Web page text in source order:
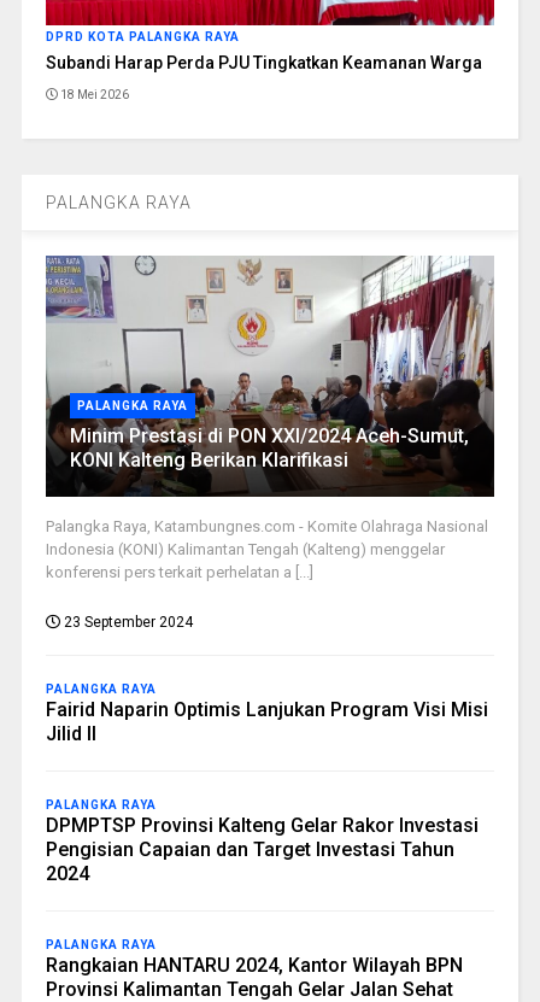
DPRD KOTA PALANGKA RAYA
Subandi Harap Perda PJU Tingkatkan Keamanan Warga
18 Mei 2026
PALANGKA RAYA
PALANGKA RAYA
Minim Prestasi di PON XXI/2024 Aceh-Sumut,
KONI Kalteng Berikan Klarifikasi
Palangka Raya, Katambungnes.com - Komite Olahraga Nasional
Indonesia (KONI) Kalimantan Tengah (Kalteng) menggelar
konferensi pers terkait perhelatan a [...]
23 September 2024
PALANGKA RAYA
Fairid Naparin Optimis Lanjukan Program Visi Misi
Jilid II
PALANGKA RAYA
DPMPTSP Provinsi Kalteng Gelar Rakor Investasi
Pengisian Capaian dan Target Investasi Tahun
2024
PALANGKA RAYA
Rangkaian HANTARU 2024, Kantor Wilayah BPN
Provinsi Kalimantan Tengah Gelar Jalan Sehat